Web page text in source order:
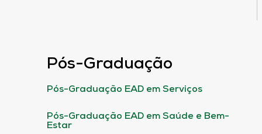
Pós-Graduação
Pós-Graduação EAD em Serviços
Pós-Graduação EAD em Saúde e Bem-
Estar